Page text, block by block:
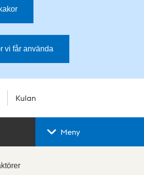
vi får använda
Kulan
Meny